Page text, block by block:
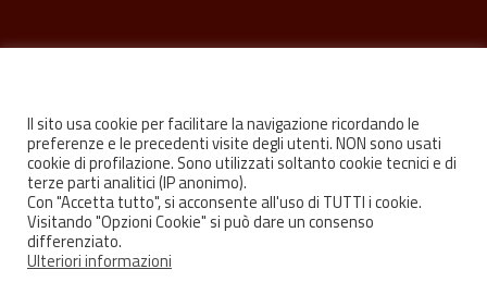
FacebookYoutubeInstagram
Il sito usa cookie per facilitare la navigazione ricordando le
preferenze e le precedenti visite degli utenti. NON sono usati
cookie di profilazione. Sono utilizzati soltanto cookie tecnici e di
terze parti analitici (IP anonimo).
Con "Accetta tutto", si acconsente all'uso di TUTTI i cookie.
Visitando "Opzioni Cookie" si può dare un consenso
differenziato.
Ulteriori informazioni